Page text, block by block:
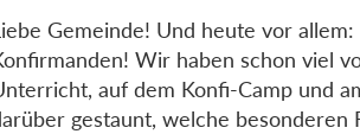
Gemeinde! Und heute vor
Wir haben schon viel
auf dem Konfi-Camp und
gestaunt, welche besonderen